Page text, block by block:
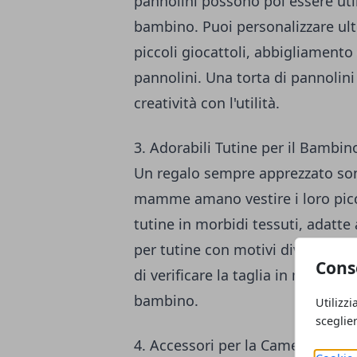
bambino. Puoi personalizzare
piccoli giocattoli,
pannolini. Una torta di
creatività con l'utilità.
3. Adorabili Tutine per il
Un regalo sempre apprezzato
mamme amano vestire i loro
tutine in morbidi tessuti, adatte
per tutine con motivi divertenti,
di verificare la taglia in modo da
bambino.
4. Accessori per la Cameretta del